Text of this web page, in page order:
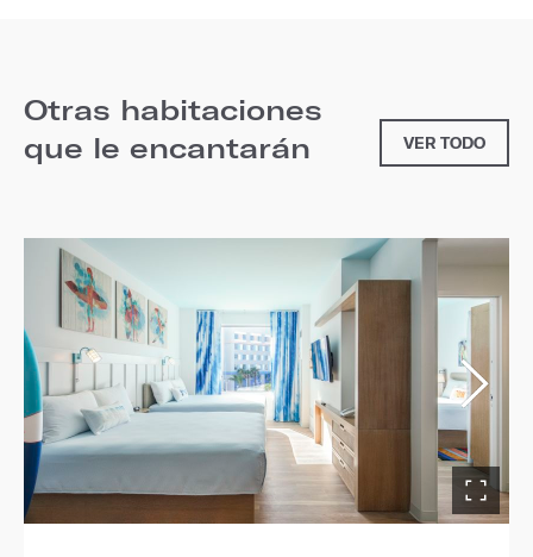
Otras habitaciones
que le encantarán
VER TODO